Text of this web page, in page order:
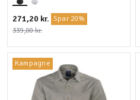
271,20 kr. Spar 20%
339,00 kr.
Kampagne